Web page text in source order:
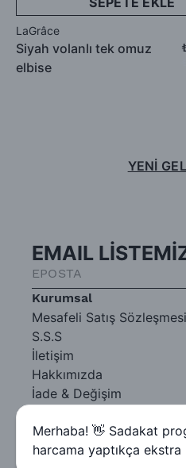
LaGrâce
Siyah volanlı tek omuz
elbise
YENİ
Kurumsal
Mesafeli Satış Sözleşmesi
S.S.S
İletişim
Hakkımızda
İade & Değişim
EMAIL
Merhaba! 👋 Sadakat
harcama yaptıkça